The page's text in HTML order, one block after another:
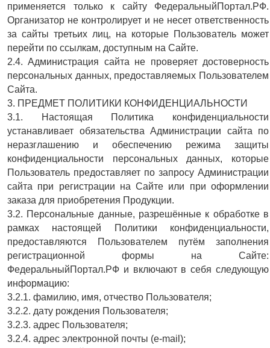
применяется только к сайту ФедеральныйПортал.РФ.
Организатор не контролирует и не несет ответственность
за сайты третьих лиц, на которые Пользователь может
перейти по ссылкам, доступным на Сайте.
2.4. Администрация сайта не проверяет достоверность
персональных данных, предоставляемых Пользователем
Сайта.
3. ПРЕДМЕТ ПОЛИТИКИ КОНФИДЕНЦИАЛЬНОСТИ
3.1. Настоящая Политика конфиденциальности
устанавливает обязательства Администрации сайта по
неразглашению и обеспечению режима защиты
конфиденциальности персональных данных, которые
Пользователь предоставляет по запросу Администрации
сайта при регистрации на Сайте или при оформлении
заказа для приобретения Продукции.
3.2. Персональные данные, разрешённые к обработке в
рамках настоящей Политики конфиденциальности,
предоставляются Пользователем путём заполнения
регистрационной формы на Сайте:
ФедеральныйПортал.РФ и включают в себя следующую
информацию:
3.2.1. фамилию, имя, отчество Пользователя;
3.2.2. дату рождения Пользователя;
3.2.3. адрес Пользователя;
3.2.4. адрес электронной почты (e-mail);